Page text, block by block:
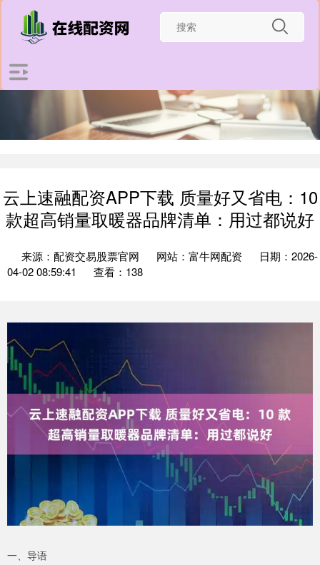
云上速融配资APP下载 质量好又省电：10
款超高销量取暖器品牌清单：用过都说好
来源：配资交易股票官网 网站：富牛网配资
日期：2026-
04-02 08:59:41
查看：138
一、导语